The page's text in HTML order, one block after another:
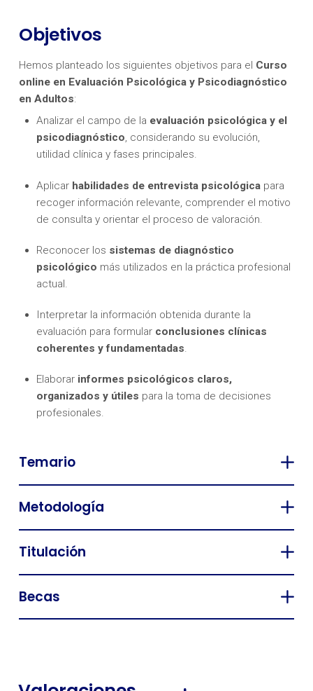
Objetivos
Hemos planteado los siguientes objetivos para el Curso
online en Evaluación Psicológica y Psicodiagnóstico
en Adultos:
Analizar el campo de la evaluación psicológica y el
psicodiagnóstico, considerando su evolución,
utilidad clínica y fases principales.
Aplicar habilidades de entrevista psicológica para
recoger información relevante, comprender el motivo
de consulta y orientar el proceso de valoración.
Reconocer los sistemas de diagnóstico
psicológico más utilizados en la práctica profesional
actual.
Interpretar la información obtenida durante la
evaluación para formular conclusiones clínicas
coherentes y fundamentadas.
Elaborar informes psicológicos claros,
organizados y útiles para la toma de decisiones
profesionales.
Temario
Metodología
Titulación
Becas